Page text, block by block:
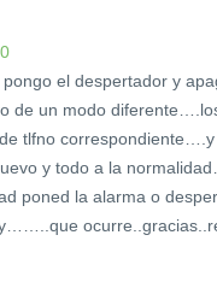
el despertador y
de un modo
tlfno
y todo a la
poned la alarma o